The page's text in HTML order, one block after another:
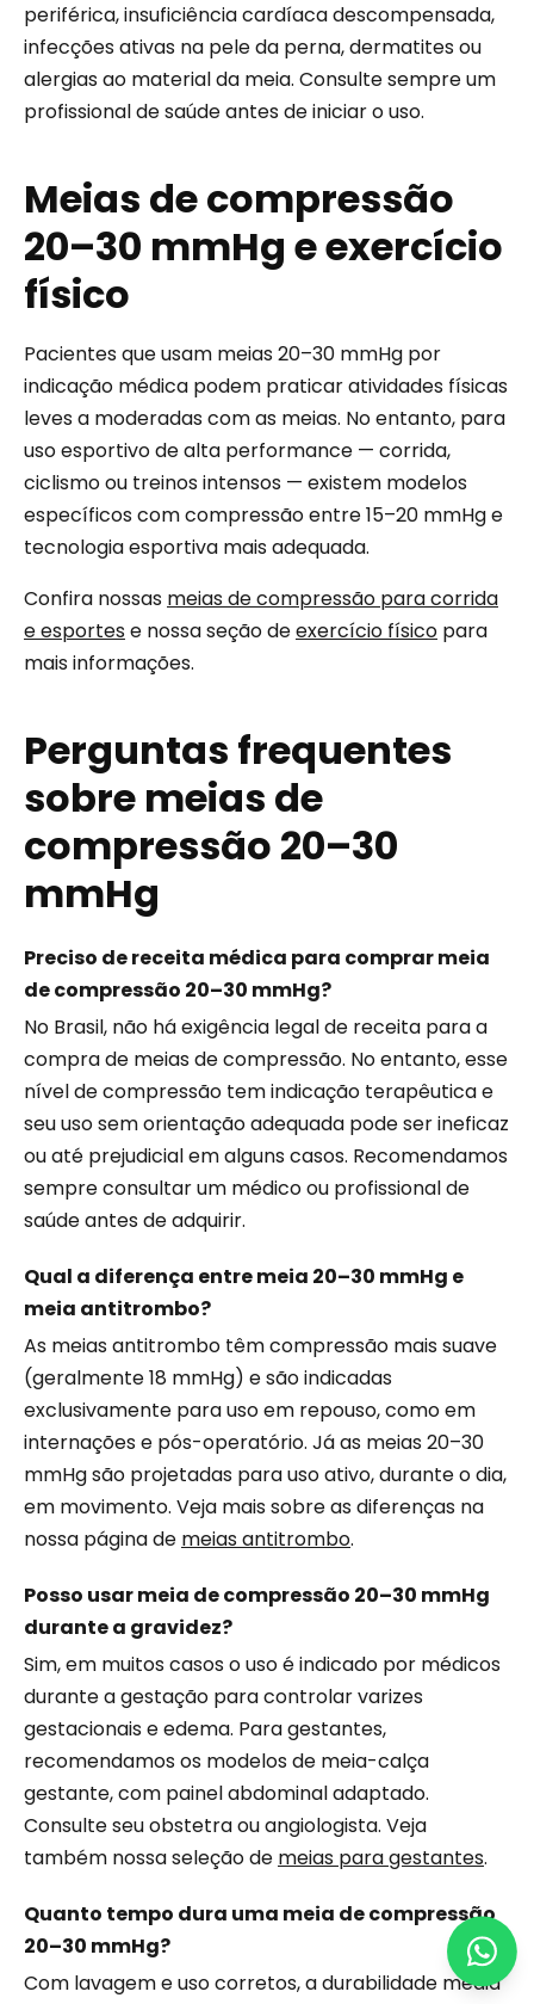
periférica, insuficiência cardíaca descompensada,
infecções ativas na pele da perna, dermatites ou
alergias ao material da meia. Consulte sempre um
profissional de saúde antes de iniciar o uso.
Meias de compressão
20–30 mmHg e exercício
físico
Pacientes que usam meias 20–30 mmHg por
indicação médica podem praticar atividades físicas
leves a moderadas com as meias. No entanto, para
uso esportivo de alta performance — corrida,
ciclismo ou treinos intensos — existem modelos
específicos com compressão entre 15–20 mmHg e
tecnologia esportiva mais adequada.
Confira nossas meias de compressão para corrida
e esportese nossa seção deexercício físico para
mais informações.
Perguntas frequentes
sobre meias de
compressão 20–30
mmHg
Preciso de receita médica para comprar meia
de compressão 20–30 mmHg?
No Brasil, não há exigência legal de receita para a
compra de meias de compressão. No entanto, esse
nível de compressão tem indicação terapêutica e
seu uso sem orientação adequada pode ser ineficaz
ou até prejudicial em alguns casos. Recomendamos
sempre consultar um médico ou profissional de
saúde antes de adquirir.
Qual a diferença entre meia 20–30 mmHg e
meia antitrombo?
As meias antitrombo têm compressão mais suave
(geralmente 18 mmHg) e são indicadas
exclusivamente para uso em repouso, como em
internações e pós-operatório. Já as meias 20–30
mmHg são projetadas para uso ativo, durante o dia,
em movimento. Veja mais sobre as diferenças na
nossa página de meias antitrombo.
Posso usar meia de compressão 20–30 mmHg
durante a gravidez?
Sim, em muitos casos o uso é indicado por médicos
durante a gestação para controlar varizes
gestacionais e edema. Para gestantes,
recomendamos os modelos de meia-calça
gestante, com painel abdominal adaptado.
Consulte seu obstetra ou angiologista. Veja
também nossa seleção de meias para gestantes.
Quanto tempo dura uma meia de compressão
20–30 mmHg?
Com lavagem e uso corretos, a durabilidade média